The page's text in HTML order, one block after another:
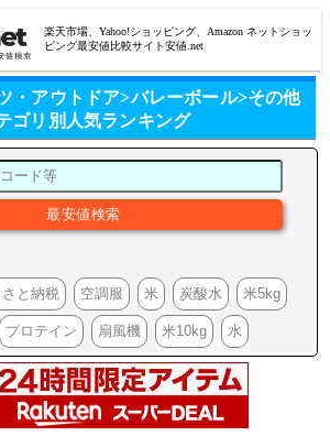
楽天市場、Yahoo!ショッピング、Amazon ネットショッ
ピング最安値比較サイト安値.net
・アウトドア>バレーボール>その他
ゴリ別人気ランキング
と納税 空調服 米 炭酸水 米5kg
プロテイン 扇風機 米10kg 水